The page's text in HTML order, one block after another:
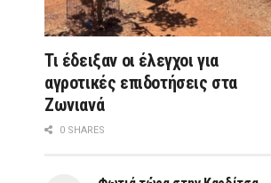
Τι έδειξαν οι έλεγχοι για
αγροτικές επιδοτήσεις στα
Ζωνιανά
0 SHARES